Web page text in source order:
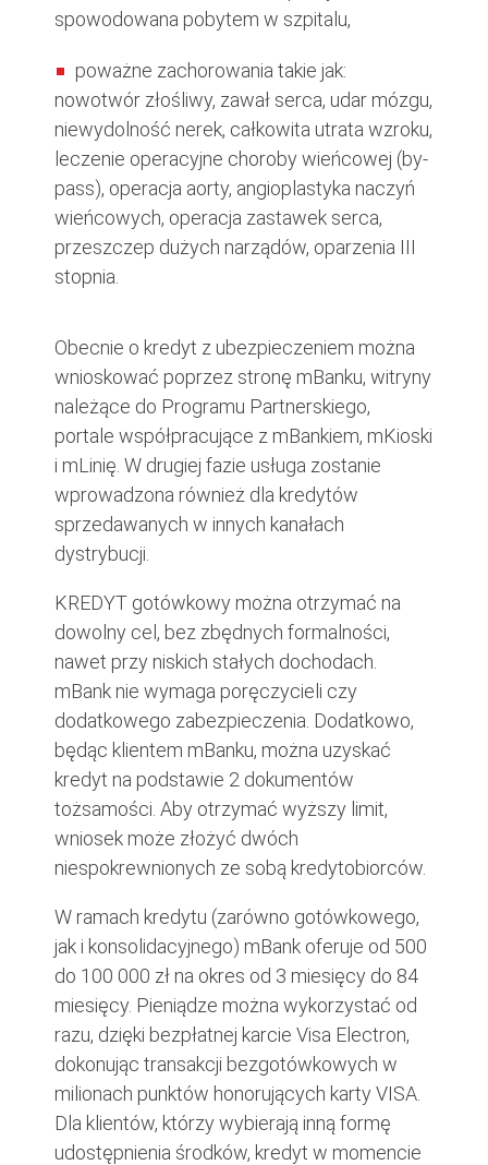
spowodowana pobytem w szpitalu,
poważne zachorowania takie jak:
nowotwór złośliwy, zawał serca, udar mózgu,
niewydolność nerek, całkowita utrata wzroku,
leczenie operacyjne choroby wieńcowej (by-
pass), operacja aorty, angioplastyka naczyń
wieńcowych, operacja zastawek serca,
przeszczep dużych narządów, oparzenia III
stopnia.
Obecnie o kredyt z ubezpieczeniem można
wnioskować poprzez stronę mBanku, witryny
należące do Programu Partnerskiego,
portale współpracujące z mBankiem, mKioski
i mLinię. W drugiej fazie usługa zostanie
wprowadzona również dla kredytów
sprzedawanych w innych kanałach
dystrybucji.
KREDYT gotówkowy można otrzymać na
dowolny cel, bez zbędnych formalności,
nawet przy niskich stałych dochodach.
mBank nie wymaga poręczycieli czy
dodatkowego zabezpieczenia. Dodatkowo,
będąc klientem mBanku, można uzyskać
kredyt na podstawie 2 dokumentów
tożsamości. Aby otrzymać wyższy limit,
wniosek może złożyć dwóch
niespokrewnionych ze sobą kredytobiorców.
W ramach kredytu (zarówno gotówkowego,
jak i konsolidacyjnego) mBank oferuje od 500
do 100 000 zł na okres od 3 miesięcy do 84
miesięcy. Pieniądze można wykorzystać od
razu, dzięki bezpłatnej karcie Visa Electron,
dokonując transakcji bezgotówkowych w
milionach punktów honorujących karty VISA.
Dla klientów, którzy wybierają inną formę
udostępnienia środków, kredyt w momencie